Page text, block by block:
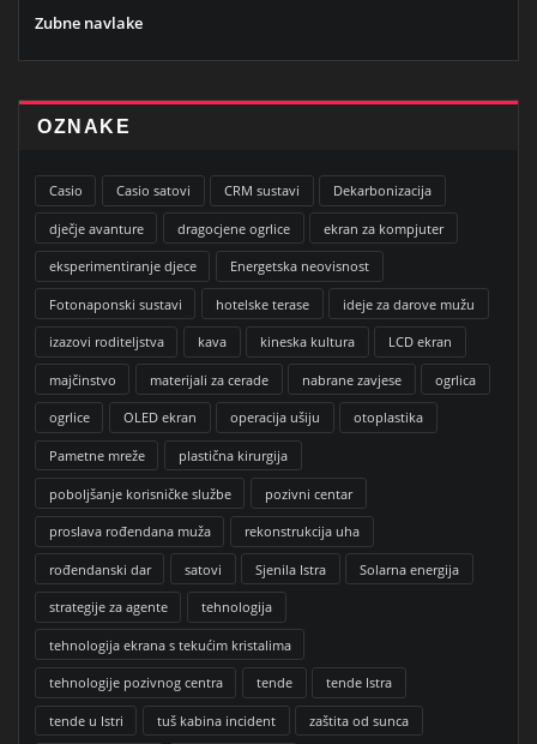
Zubne navlake
OZNAKE
Casio Casio satovi CRM sustavi Dekarbonizacija
dječje avanture dragocjene ogrlice ekran za kompjuter
eksperimentiranje djece Energetska neovisnost
Fotonaponski sustavi hotelske terase ideje za darove mužu
izazovi roditeljstva kava kineska kultura LCD ekran
majčinstvo materijali za cerade nabrane zavjese ogrlica
ogrlice OLED ekran operacija ušiju otoplastika
Pametne mreže plastična kirurgija
poboljšanje korisničke službe pozivni centar
proslava rođendana muža rekonstrukcija uha
rođendanski dar satovi Sjenila Istra Solarna energija
strategije za agente tehnologija
tehnologija ekrana s tekućim kristalima
tehnologije pozivnog centra tende tende Istra
tende u Istri tuš kabina incident zaštita od sunca